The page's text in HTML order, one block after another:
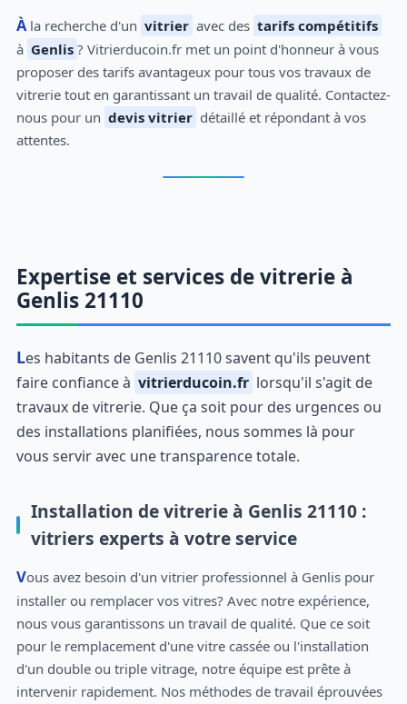
À la recherche d'un vitrier avec des tarifs compétitifs
à Genlis ? Vitrierducoin.fr met un point d'honneur à vous
proposer des tarifs avantageux pour tous vos travaux de
vitrerie tout en garantissant un travail de qualité. Contactez-
nous pour un devis vitrier détaillé et répondant à vos
attentes.
Expertise et services de vitrerie à
Genlis 21110
Les habitants de Genlis 21110 savent qu'ils peuvent
faire confiance à vitrierducoin.fr lorsqu'il s'agit de
travaux de vitrerie. Que ça soit pour des urgences ou
des installations planifiées, nous sommes là pour
vous servir avec une transparence totale.
Installation de vitrerie à Genlis 21110 :
vitriers experts à votre service
Vous avez besoin d'un vitrier professionnel à Genlis pour
installer ou remplacer vos vitres? Avec notre expérience,
nous vous garantissons un travail de qualité. Que ce soit
pour le remplacement d'une vitre cassée ou l'installation
d'un double ou triple vitrage, notre équipe est prête à
intervenir rapidement. Nos méthodes de travail éprouvées